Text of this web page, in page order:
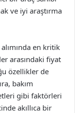
ve iyi araştırma
en kritik
arasındaki fiyat
özellikler de
bakım
gibi faktörleri
akıllıca bir